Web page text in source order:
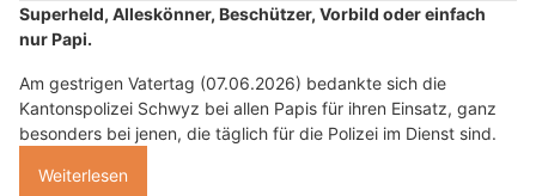
Superheld, Alleskönner, Beschützer, Vorbild oder einfach
nur Papi.
Am gestrigen Vatertag (07.06.2026) bedankte sich die
Kantonspolizei Schwyz bei allen Papis für ihren Einsatz, ganz
besonders bei jenen, die täglich für die Polizei im Dienst sind.
Weiterlesen